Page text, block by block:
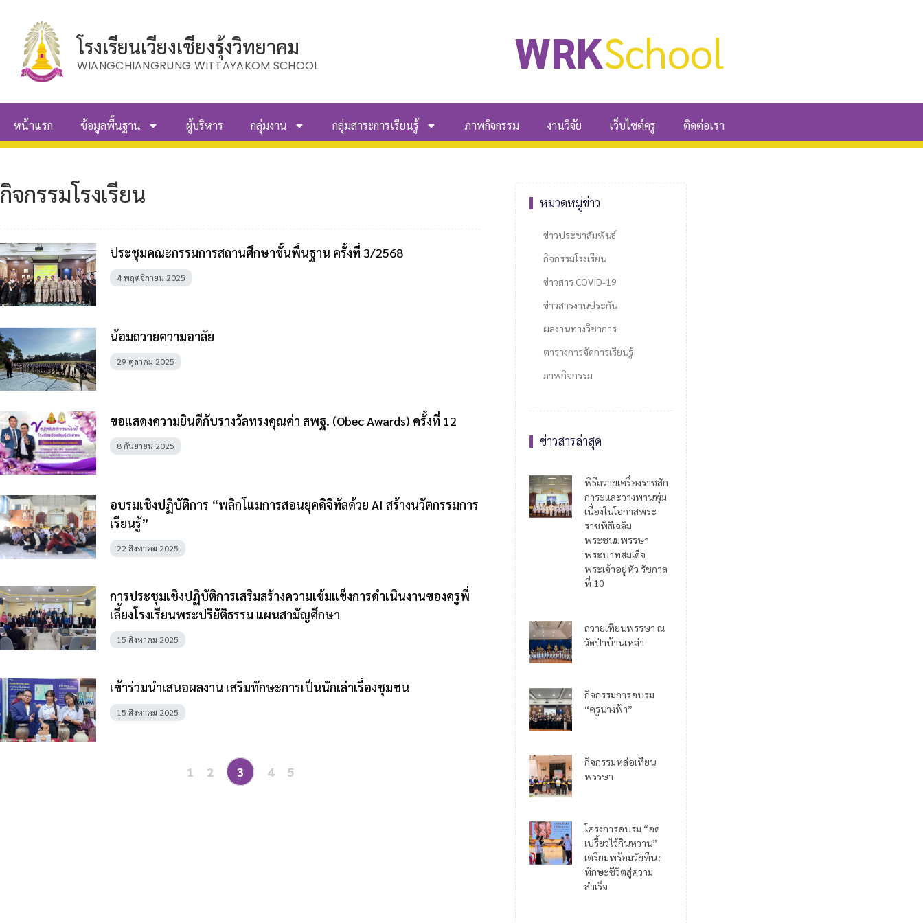
โรงเรียนเวียงเชียงรุ้งวิทยาคม
WIANGCHIANGRUNG WITTAYAKOM SCHOOL WRKSchool
หน้าแรก ข้อมูลพื้นฐาน ผู้บริหาร กลุ่มงาน กลุ่มสาระการเรียนรู้ ภาพกิจกรรม งานวิจัย เว็บไซต์ครู ติดต่อเรา
กิจกรรมโรงเรียน
ประชุมคณะกรรมการสถานศึกษาขั้นพื้นฐาน ครั้งที่ 3/2568
4 พฤศจิกายน 2025
น้อมถวายความอาลัย
29 ตุลาคม 2025
ขอแสดงความยินดีกับรางวัลทรงคุณค่า สพฐ. (Obec Awards) ครั้งที่ 12
8 กันยายน 2025
อบรมเชิงปฏิบัติการ “พลิกโแมการสอนยุคดิจิทัลด้วย AI สร้างนวัตกรรมการ
เรียนรู้”
22 สิงหาคม 2025
การประชุมเชิงปฏิบัติการเสริมสร้างความเข้มแข็งการดำเนินงานของครูพี่
เลี้ยงโรงเรียนพระปริยัติธรรม แผนสามัญศึกษา
15 สิงหาคม 2025
เข้าร่วมนำเสนอผลงาน เสริมทักษะการเป็นนักเล่าเรื่องชุมชน
15 สิงหาคม 2025
1 2 3 4 5
หมวดหมู่ข่าว
ข่าวประชาสัมพันธ์
กิจกรรมโรงเรียน
ข่าวสาร COVID-19
ข่าวสารงานประกัน
ผลงานทางวิชาการ
ตารางการจัดการเรียนรู้
ภาพกิจกรรม
ข่าวสารล่าสุด
พิธีถวายเครื่องราชสัก
การะและวางพานพุ่ม
เนื่องในโอกาสพระ
ราชพิธีเฉลิม
พระชนมพรรษา
พระบาทสมเด็จ
พระเจ้าอยู่หัว รัชกาล
ที่ 10
ถวายเทียนพรรษา ณ
วัดป่าบ้านเหล่า
กิจกรรมการอบรม
“ครูนางฟ้า”
กิจกรรมหล่อเทียน
พรรษา
โครงการอบรม “อด
เปรี้ยวไว้กินหวาน”
เตรียมพร้อมวัยทีน :
ทักษะชีวิตสู่ความ
สำเร็จ